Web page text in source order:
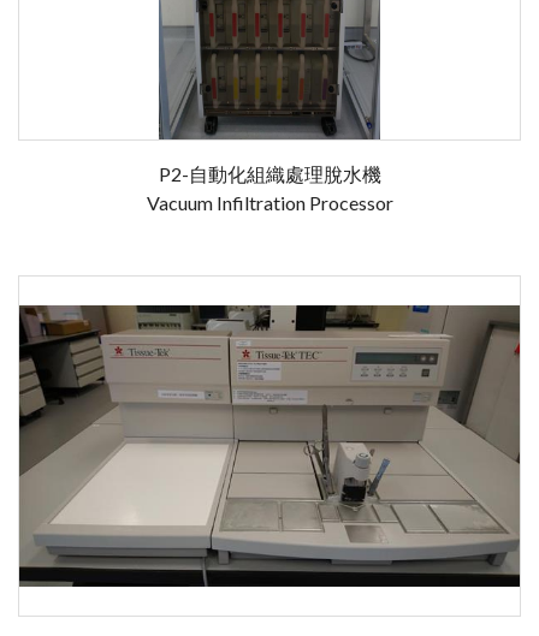
P2-自動化組織處理脫水機
Vacuum Infiltration Processor